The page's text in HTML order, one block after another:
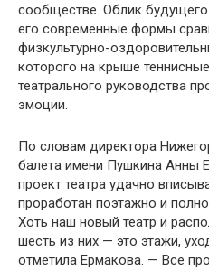
сообществе. Облик будущего
его современные формы
физкультурно-
которого на крыше
театрального руководства
эмоции.
По словам директора
балета имени Пушкина Анны
проект театра удачно
проработан поэтажно и
Хоть наш новый театр и
шесть из них — это этажи,
отметила Ермакова. — Все